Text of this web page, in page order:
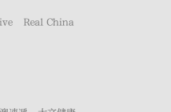
Real China